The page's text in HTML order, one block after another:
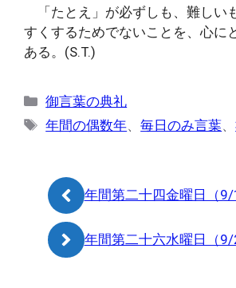
「たとえ」が必ずしも、難しい
すくするためでないことを、心に
ある。(S.T.)
カ
テ
ー
御言葉の典礼
タ
年間の偶数年、毎日のみ言葉、
年間第二十四金曜日（9/
年間第二十六水曜日（9/